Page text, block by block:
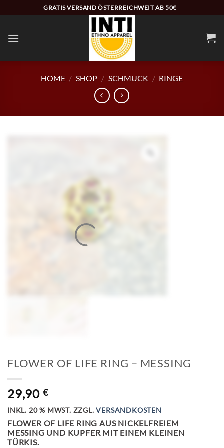
Inhalt
GRATIS VERSAND ÖSTERREICHWEIT AB 50€
HOME / SHOP / SCHMUCK / RINGE
FLOWER OF LIFE RING – MESSING
29,90 €
INKL. 20 % MWST. ZZGL.VERSANDKOSTEN
FLOWER OF LIFE RING AUS NICKELFREIEM
MESSING UND KUPFER MIT EINEM KLEINEN
TÜRKIS.